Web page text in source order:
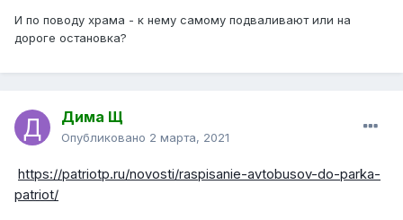
И по поводу храма - к нему самому подваливают или на
дороге остановка?
Дима Щ
Опубликовано 2 марта, 2021
https://patriotp.ru/novosti/raspisanie-avtobusov-do-parka-
patriot/